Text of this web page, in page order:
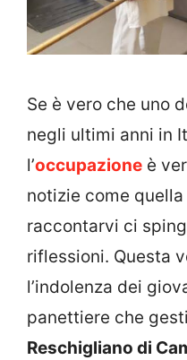
Se è vero che uno
negli ultimi anni in
l’occupazione è
notizie come
raccontarvi ci
riflessioni. Questa
l’indolenza dei
panettiere che
Reschigliano di